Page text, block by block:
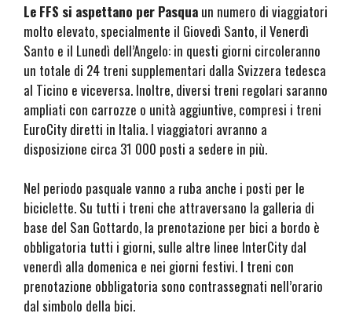
Le FFS si aspettano per Pasqua un numero di viaggiatori
molto elevato, specialmente il Giovedì Santo, il Venerdì
Santo e il Lunedì dell’Angelo: in questi giorni circoleranno
un totale di 24 treni supplementari dalla Svizzera tedesca
al Ticino e viceversa. Inoltre, diversi treni regolari saranno
ampliati con carrozze o unità aggiuntive, compresi i treni
EuroCity diretti in Italia. I viaggiatori avranno a
disposizione circa 31 000 posti a sedere in più.
Nel periodo pasquale vanno a ruba anche i posti per le
biciclette. Su tutti i treni che attraversano la galleria di
base del San Gottardo, la prenotazione per bici a bordo è
obbligatoria tutti i giorni, sulle altre linee InterCity dal
venerdì alla domenica e nei giorni festivi. I treni con
prenotazione obbligatoria sono contrassegnati nell’orario
dal simbolo della bici.